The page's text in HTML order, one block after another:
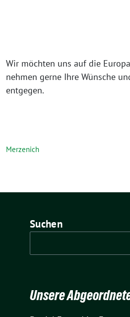
Wir möchten uns auf die
nehmen gerne Ihre Wünsche
entgegen.
Merzenich
Suchen
Unsere